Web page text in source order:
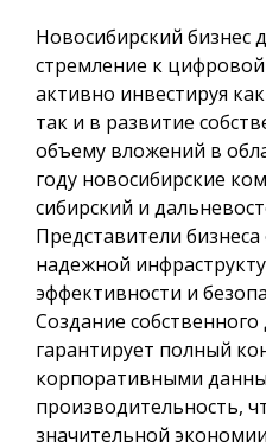
Новосибирский бизнес
стремление к
активно инвестируя
так и в развитие
объему вложений в
году новосибирские
сибирский и
Представители
надежной
эффективности и
Создание
гарантирует полный
корпоративными
производительность,
значительной